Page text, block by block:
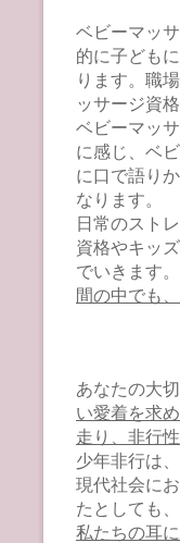
ベビーマッ
的に子ども
ります。職
ッサージ資
ベビーマッ
に感じ、ベ
に口で語り
なります。
日常のスト
資格やキッ
でいきます。
間の中でも
あなたの大
い愛着を求
走り、非行
少年非行は
現代社会に
たとしても
私たちの耳